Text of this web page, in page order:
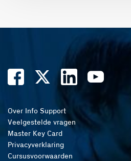
Over Info Support
Veelgestelde vragen
Master Key Card
Privacyverklaring
Cursusvoorwaarden